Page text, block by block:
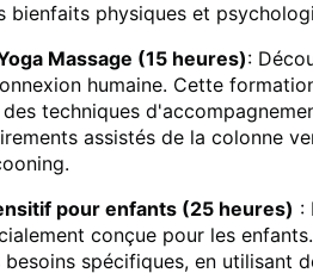
bienfaits physiques et
Massage (15 heures):
humaine. Cette
techniques
assistés de la colonne
pour enfants (25 heures) :
conçue pour les
spécifiques, en utilisant